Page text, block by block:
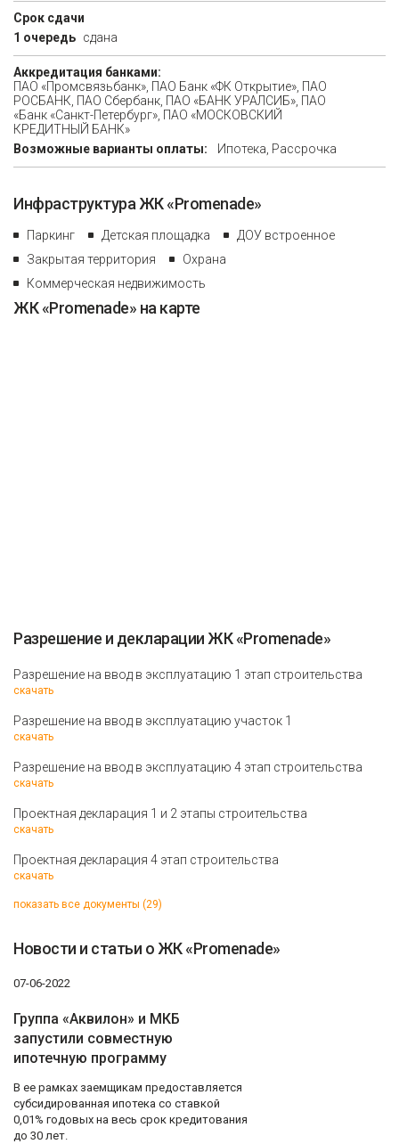
Срок сдачи
1 очередь сдана
Аккредитация банками:
ПAO «Промсвязьбанк», ПАО Банк «ФК Открытие», ПАО
РОСБАНК, ПАО Сбербанк, ПАО «БАНК УРАЛСИБ», ПАО
«Банк «Санкт-Петербург», ПАО «МОСКОВСКИЙ
КРЕДИТНЫЙ БАНК»
Возможные варианты оплаты:
Ипотека, Рассрочка
Инфраструктура ЖК «Promenade»
Паркинг Детская площадка
ДОУ встроенное
Закрытая территория
Охрана
Коммерческая недвижимость
ЖК «Promenade» на карте
Разрешение и декларации ЖК «Promenade»
Разрешение на ввод в эксплуатацию 1 этап строительства
скачать
Разрешение на ввод в эксплуатацию участок 1
скачать
Разрешение на ввод в эксплуатацию 4 этап строительства
скачать
Проектная декларация 1 и 2 этапы строительства
скачать
Проектная декларация 4 этап строительства
скачать
показать все документы (29)
Новости и статьи о ЖК «Promenade»
07-06-2022
Группа «Аквилон» и МКБ
запустили совместную
ипотечную программу
В ее рамках заемщикам предоставляется
субсидированная ипотека со ставкой
0,01% годовых на весь срок кредитования
до 30 лет.